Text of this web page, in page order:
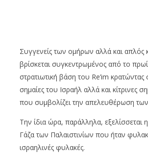
Συγγενείς των ομήρων αλλά και απλός
βρίσκεται συγκεντρωμένος από το
στρατιωτική βάση του Re’im κρατώντας
σημαίες του Ισραήλ αλλά και κίτρινες
που συμβολίζει την απελευθέρωση
Την ίδια ώρα, παράλληλα, εξελίσσεται
Γάζα των Παλαιστινίων που ήταν
ισραηλινές φυλακές.